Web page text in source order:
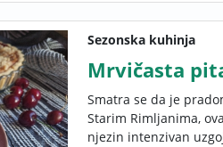
Sezonska kuhinja
Mrvičasta
Smatra se da je
Starim Rimljanima,
njezin intenzivan